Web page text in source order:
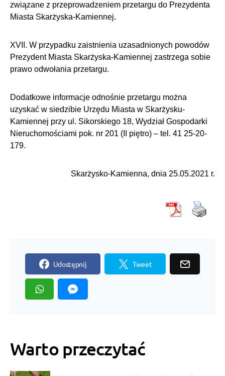
związane z przeprowadzeniem przetargu do Prezydenta
Miasta Skarżyska-Kamiennej.
XVII. W przypadku zaistnienia uzasadnionych powodów
Prezydent Miasta Skarżyska-Kamiennej zastrzega sobie
prawo odwołania przetargu.
Dodatkowe informacje odnośnie przetargu można
uzyskać w siedzibie Urzędu Miasta w Skarżysku-
Kamiennej przy ul. Sikorskiego 18, Wydział Gospodarki
Nieruchomościami pok. nr 201 (II piętro) – tel. 41 25-20-
179.
Skarżysko-Kamienna, dnia 25.05.2021 r.
Udostępnij Tweet
Warto przeczytać